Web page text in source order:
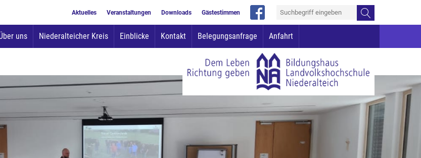
Aktuelles Veranstaltungen Downloads Gästestimmen
Inhalt
uns Niederalteicher Kreis Einblicke Kontakt Belegungsanfrage Anfahrt